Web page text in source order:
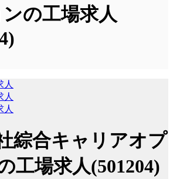
の工場求人
人
人
人
綜合キャリアオプ
工場求人(501204)